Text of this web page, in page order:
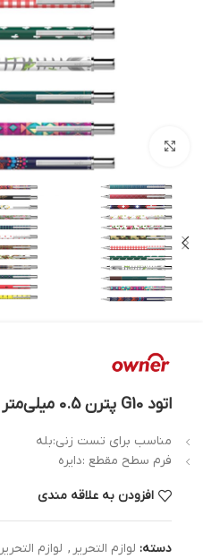
اتود G10 پترن 0.5 میلی‌متر اونر
مناسب برای تست زنی:بله
فرم سطح مقطع :دایره
افزودن به علاقه مندی
دسته: لوازم التحریر , لوازم التحریر